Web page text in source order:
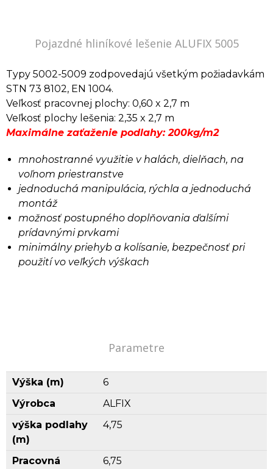
Pojazdné hliníkové lešenie ALUFIX 5005
Typy 5002-5009 zodpovedajú všetkým požiadavkám
STN 73 8102, EN 1004.
Veľkosť pracovnej plochy: 0,60 x 2,7 m
Veľkosť plochy lešenia: 2,35 x 2,7 m
Maximálne zaťaženie podlahy: 200kg/m2
mnohostranné využitie v halách, dielňach, na
voľnom priestranstve
jednoduchá manipulácia, rýchla a jednoduchá
montáž
možnosť postupného doplňovania ďalšími
prídavnými prvkami
minimálny priehyb a kolísanie, bezpečnosť pri
použití vo veľkých výškach
Parametre
Výška (m)
6
Výrobca
ALFIX
výška podlahy
(m)
4,75
Pracovná
6,75